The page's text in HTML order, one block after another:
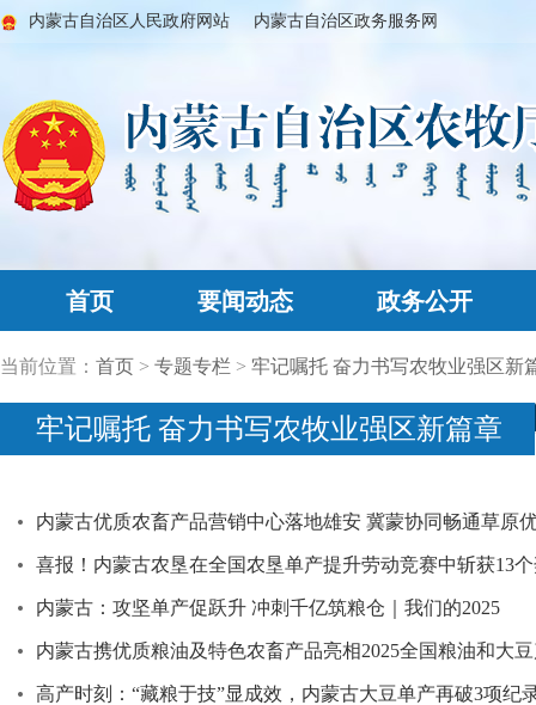
内蒙古自治区人民政府网站 内蒙古自治区政务服务网
首页 要闻动态 政务公开
当前位置： 首页 > 专题专栏 > 牢记嘱托 奋力书写农牧业强区新
牢记嘱托 奋力书写农牧业强区新篇章
内蒙古优质农畜产品营销中心落地雄安 冀蒙协同畅通草原
喜报！内蒙古农垦在全国农垦单产提升劳动竞赛中斩获13
内蒙古：攻坚单产促跃升 冲刺千亿筑粮仓｜我们的2025
内蒙古携优质粮油及特色农畜产品亮相2025全国粮油和大
高产时刻：“藏粮于技”显成效，内蒙古大豆单产再破3项纪